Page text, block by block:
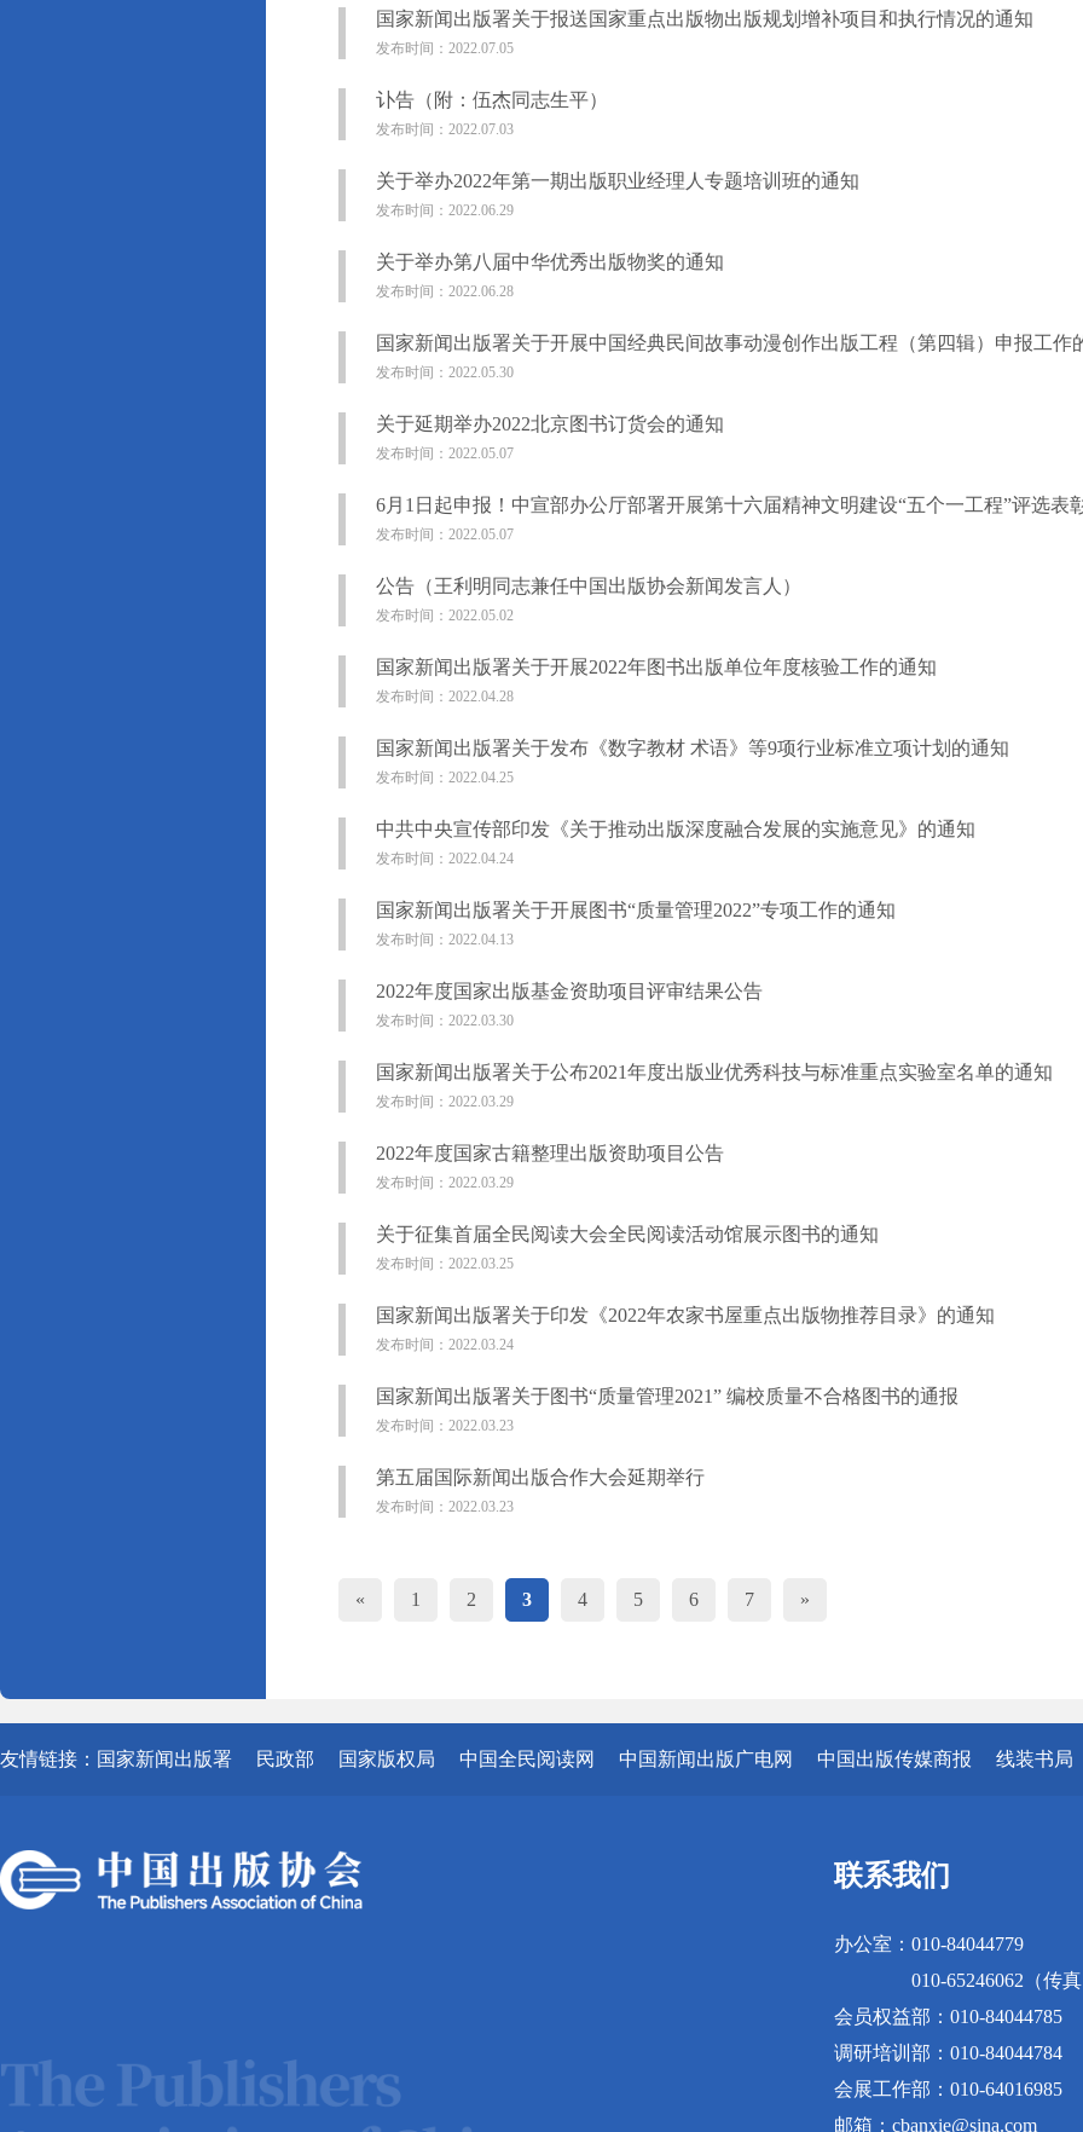
国家新闻出版署关于报送国家重点出版物出版规划增补项目和执行情况的通知
发布时间：2022.07.05
讣告（附：伍杰同志生平）
发布时间：2022.07.03
关于举办2022年第一期出版职业经理人专题培训班的通知
发布时间：2022.06.29
关于举办第八届中华优秀出版物奖的通知
发布时间：2022.06.28
国家新闻出版署关于开展中国经典民间故事动漫创作出版工程（第四辑）申报工作
发布时间：2022.05.30
关于延期举办2022北京图书订货会的通知
发布时间：2022.05.07
6月1日起申报！中宣部办公厅部署开展第十六届精神文明建设“五个一工程”评选表
发布时间：2022.05.07
公告（王利明同志兼任中国出版协会新闻发言人）
发布时间：2022.05.02
国家新闻出版署关于开展2022年图书出版单位年度核验工作的通知
发布时间：2022.04.28
国家新闻出版署关于发布《数字教材 术语》等9项行业标准立项计划的通知
发布时间：2022.04.25
中共中央宣传部印发《关于推动出版深度融合发展的实施意见》的通知
发布时间：2022.04.24
国家新闻出版署关于开展图书“质量管理2022”专项工作的通知
发布时间：2022.04.13
2022年度国家出版基金资助项目评审结果公告
发布时间：2022.03.30
国家新闻出版署关于公布2021年度出版业优秀科技与标准重点实验室名单的通知
发布时间：2022.03.29
2022年度国家古籍整理出版资助项目公告
发布时间：2022.03.29
关于征集首届全民阅读大会全民阅读活动馆展示图书的通知
发布时间：2022.03.25
国家新闻出版署关于印发《2022年农家书屋重点出版物推荐目录》的通知
发布时间：2022.03.24
国家新闻出版署关于图书“质量管理2021” 编校质量不合格图书的通报
发布时间：2022.03.23
第五届国际新闻出版合作大会延期举行
发布时间：2022.03.23
« 1 2 3 4 5 6 7 »
友情链接： 国家新闻出版署 民政部 国家版权局 中国全民阅读网 中国新闻出版广电网 中国出版传媒商报 线装书局
联系我们
办公室：010-84044779
010-65246062（传真
会员权益部：010-84044785
调研培训部：010-84044784
会展工作部：010-64016985
邮箱：cbanxie@sina.com